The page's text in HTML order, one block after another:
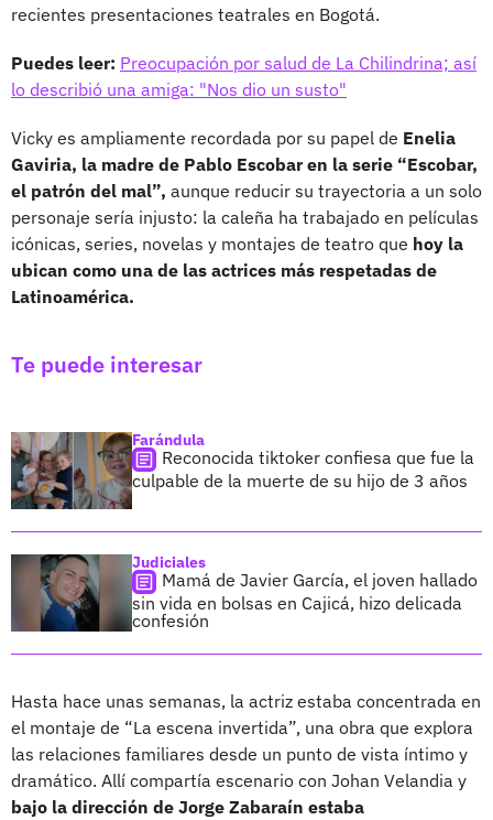
recientes presentaciones teatrales en Bogotá.
Puedes leer: Preocupación por salud de La Chilindrina; así
lo describió una amiga: "Nos dio un susto"
Vicky es ampliamente recordada por su papel de Enelia
Gaviria, la madre de Pablo Escobar en la serie “Escobar,
el patrón del mal”, aunque reducir su trayectoria a un solo
personaje sería injusto: la caleña ha trabajado en películas
icónicas, series, novelas y montajes de teatro que hoy la
ubican como una de las actrices más respetadas de
Latinoamérica.
Te puede interesar
Farándula
Reconocida tiktoker confiesa que fue la
culpable de la muerte de su hijo de 3 años
Judiciales
Mamá de Javier García, el joven hallado
sin vida en bolsas en Cajicá, hizo delicada
confesión
Hasta hace unas semanas, la actriz estaba concentrada en
el montaje de “La escena invertida”, una obra que explora
las relaciones familiares desde un punto de vista íntimo y
dramático. Allí compartía escenario con Johan Velandia y
bajo la dirección de Jorge Zabaraín estaba